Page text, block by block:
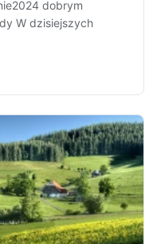
dobrym
W dzisiejszych